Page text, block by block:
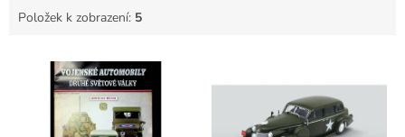
Položek k zobrazení: 5